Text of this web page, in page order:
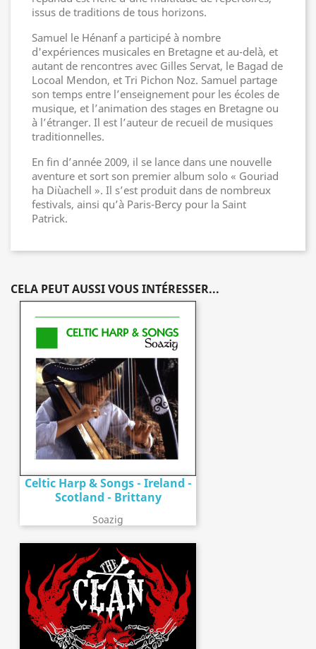
issus de traditions de tous horizons.
Samuel le Hénanf a participé à nombre
d'expériences musicales en Bretagne et au-delà, et
autant de rencontres avec Gilles Servat, le Bagad de
Locoal Mendon, et Tri Pichon Noz. Samuel partage
son temps entre l’enseignement pour les écoles de
musique, et l’animation des stages en Bretagne ou
à l’étranger. Il est l’auteur de recueil de musiques
traditionnelles.
En fin d’année 2009, il se lance dans une nouvelle
aventure et sort son premier album solo « Gouriad
ha Diùachell ». Il s’est produit dans de nombreux
festivals, ainsi qu’à Paris-Bercy pour la Saint
Patrick.
CELA PEUT AUSSI VOUS INTÉRESSER...
Celtic Harp & Songs - Ireland -
Scotland - Brittany
Soazig